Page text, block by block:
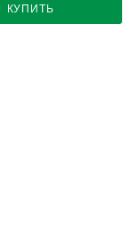
КУПИТЬ